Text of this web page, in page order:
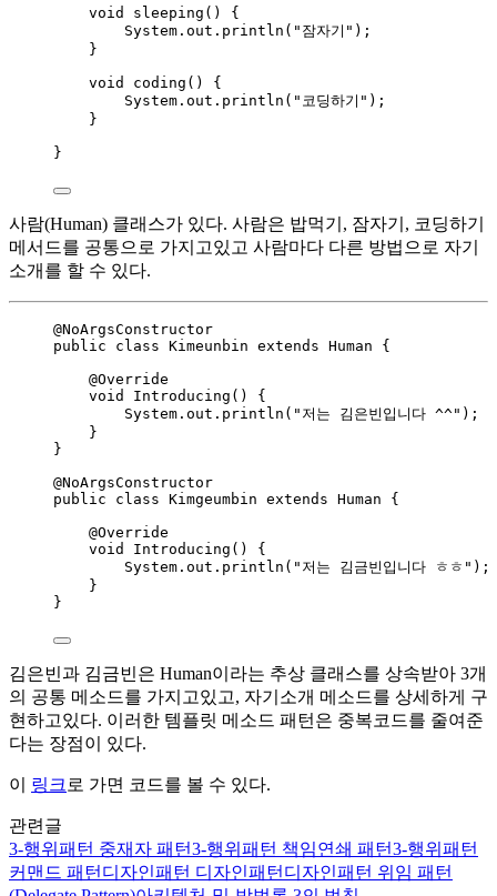
void
sleeping ()
{
System . out . println ( " 잠자기 " ) ;
}
void
coding ()
{
System . out . println ( " 코딩하기 " ) ;
}
}
사람(Human) 클래스가 있다. 사람은 밥먹기, 잠자기, 코딩하기
메서드를 공통으로 가지고있고 사람마다 다른 방법으로 자기
소개를 할 수 있다.
@NoArgsConstructor
public
class Kimeunbin extends Human {
@Override
void
Introducing ()
{
System . out . println ( " 저는 김은빈입니다 ^^" ) ;
}
}
@NoArgsConstructor
public
class Kimgeumbin extends Human {
@Override
void
Introducing ()
{
System . out . println ( " 저는 김금빈입니다 ㅎㅎ " ) ;
}
}
김은빈과 김금빈은 Human이라는 추상 클래스를 상속받아 3개
의 공통 메소드를 가지고있고, 자기소개 메소드를 상세하게 구
현하고있다. 이러한 템플릿 메소드 패턴은 중복코드를 줄여준
다는 장점이 있다.
이 링크 로 가면 코드를 볼 수 있다.
관련글
3-행위패턴 중재자 패턴3-행위패턴 책임연쇄 패턴3-행위패턴
커맨드 패턴 디자인패턴 디자인패턴 디자인패턴 위임 패턴